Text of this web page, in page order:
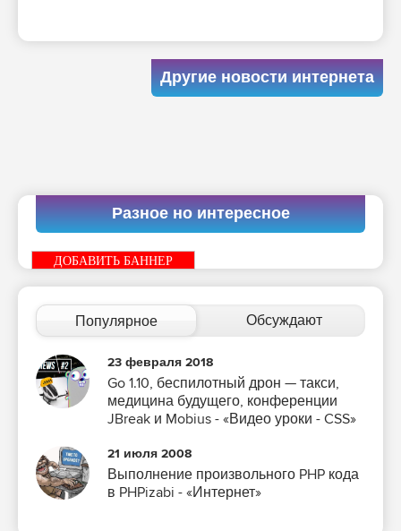
Другие новости интернета
Разное но интересное
ДОБАВИТЬ БАННЕР
Популярное Обсуждают
23 февраля 2018
Go 1.10, беспилотный дрон — такси,
медицина будущего, конференции
JBreak и Mobius - «Видео уроки - CSS»
21 июля 2008
Выполнение произвольного PHP кода
в PHPizabi - «Интернет»